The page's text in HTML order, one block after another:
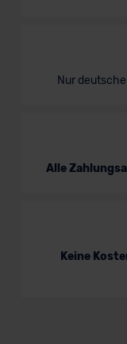
Nur
Alle
Keine